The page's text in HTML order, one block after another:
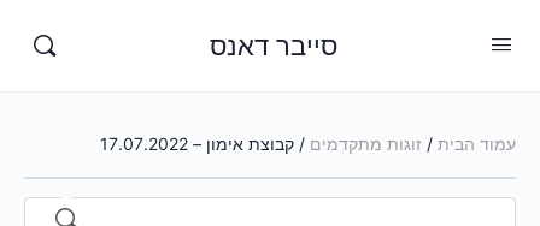
סייבר דאנס
עמוד הבית / זוגות מתקדמים / קבוצת אימון – 17.07.2022